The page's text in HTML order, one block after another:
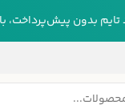
بدون پیش‌پرداخت،